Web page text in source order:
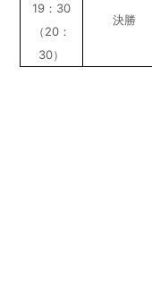
19：30
（20：
30）
決勝